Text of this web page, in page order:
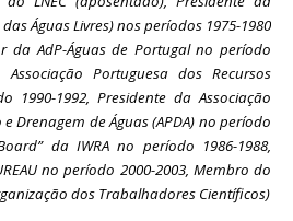
Águas Livres) nos períodos 1975-1980
da AdP-Águas de Portugal no período
Associação Portuguesa dos Recursos
1990-1992, Presidente da Associação
Drenagem de Águas (APDA) no período
da IWRA no período 1986-1988,
no período 2000-2003, Membro do
dos Trabalhadores Científicos)